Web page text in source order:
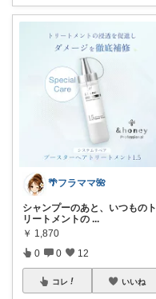
🌴フラママ🌺
シャンプーのあと、いつものト
リートメントの ...
￥ 1,870
0 0 12
コレ いいね